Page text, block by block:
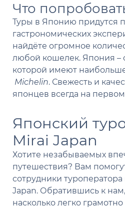
Что
Туры в Японию придутся
гастрономических
найдёте огромное
любой кошелек. Япония –
которой имеют
Michelin. Свежесть и
японцев всегда на
Японский
Mirai Japan
Хотите незабываемых
путешествия? Вам
сотрудники
Japan. Обратившись к
насколько легко